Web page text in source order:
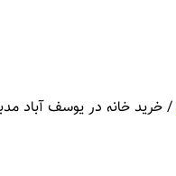
/ خرید خانه در یوسف آباد